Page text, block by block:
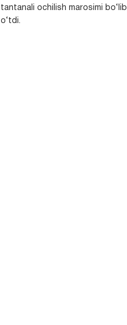
tantanali ochilish marosimi bo‘lib
o‘tdi.